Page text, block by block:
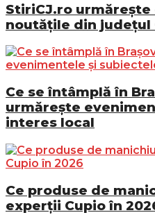
StiriCJ.ro
noutățile din județul
Ce se întâmplă în
urmărește
interes local
Ce produse de
experții Cupio în